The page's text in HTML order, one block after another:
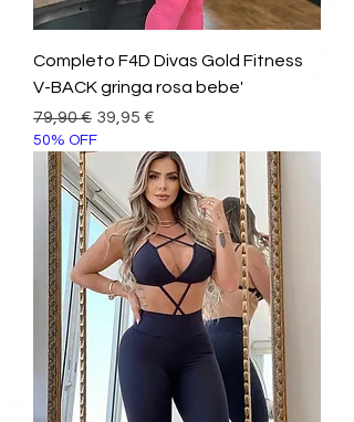
Completo F4D Divas Gold Fitness
V-BACK gringa rosa bebe'
Prezzo regolare
79,90 € Prezzo scontato
39,95 €
50% OFF